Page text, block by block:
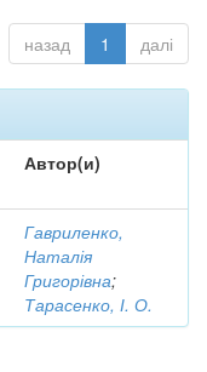
назад 1 далі
Автор(и)
Гавриленко,
Наталія
Григорівна;
Тарасенко, І. О.